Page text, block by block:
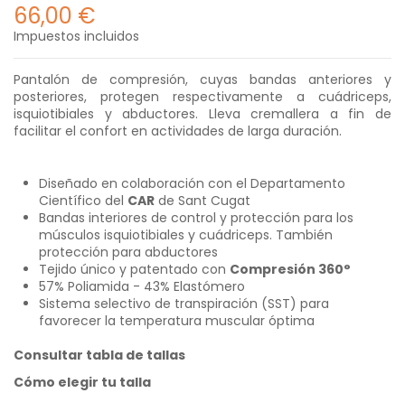
66,00 €
Impuestos incluidos
Pantalón de compresión, cuyas bandas anteriores y
posteriores, protegen respectivamente a cuádriceps,
isquiotibiales y abductores. Lleva cremallera a fin de
facilitar el confort en actividades de larga duración.
Diseñado en colaboración con el Departamento
Científico del CAR de Sant Cugat
Bandas interiores de control y protección para los
músculos isquiotibiales y cuádriceps. También
protección para abductores
Tejido único y patentado con Compresión 360°
57% Poliamida - 43% Elastómero
Sistema selectivo de transpiración (SST) para
favorecer la temperatura muscular óptima
Consultar tabla de tallas
Cómo elegir tu talla